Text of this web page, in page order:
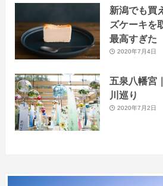
新潟でも買
ズケーキを
最高すぎた
2020年7月4日
五泉八幡宮
川巡り
2020年7月2日